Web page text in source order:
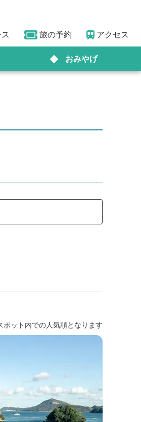
旅の予約 アクセス
おみやげ
ット内での人気順となります